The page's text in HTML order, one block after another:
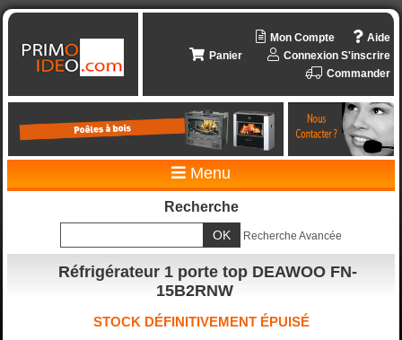
Aide
Mon Compte
Connexion S'inscrire
Panier
Commander
Menu
Recherche
Recherche Avancée
Réfrigérateur 1 porte top DEAWOO FN-
15B2RNW
STOCK DÉFINITIVEMENT ÉPUISÉ